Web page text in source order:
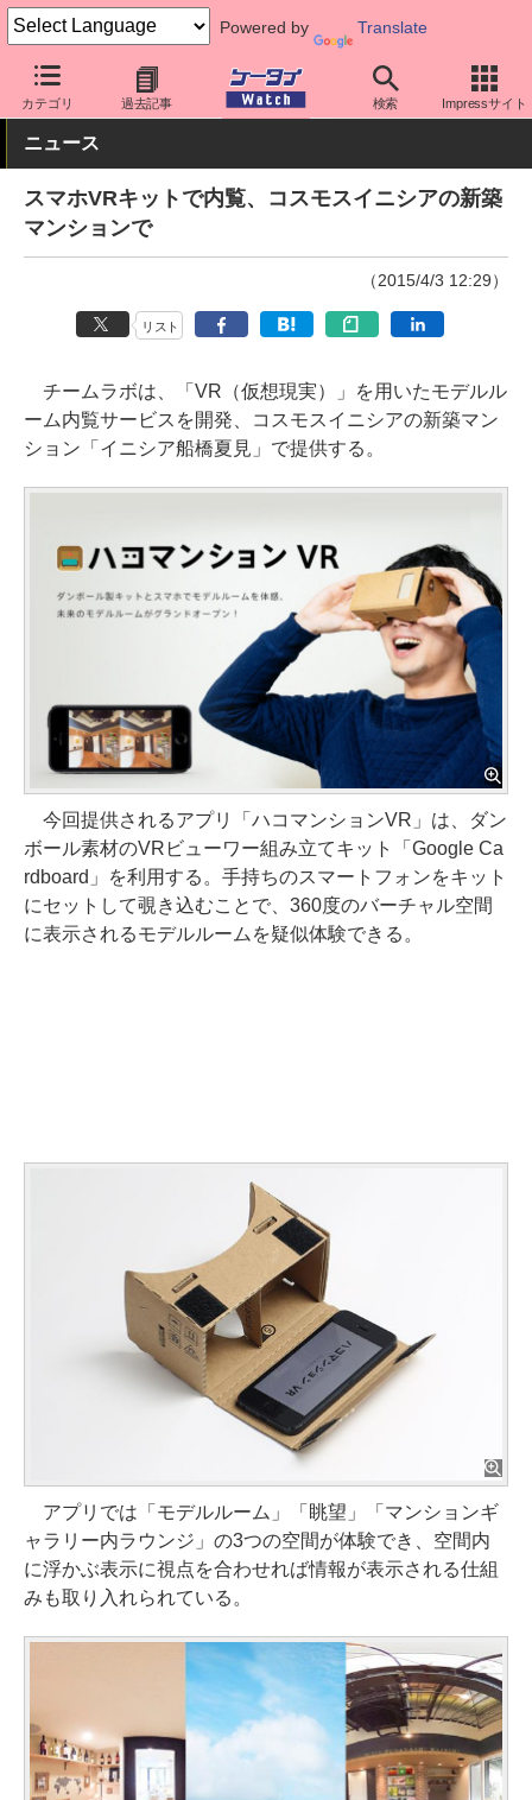
Powered by Translate
カテゴリ 過去記事 検索 Impressサイト
ケータイ Watch 最新技術/その他 VR
ニュース
スマホVRキットで内覧、コスモスイニシアの新築
マンションで
（2015/4/3 12:29）
リスト
チームラボは、「VR（仮想現実）」を用いたモデルル
ーム内覧サービスを開発、コスモスイニシアの新築マン
ション「イニシア船橋夏見」で提供する。
今回提供されるアプリ「ハコマンションVR」は、ダン
ボール素材のVRビューワー組み立てキット「Google Ca
rdboard」を利用する。手持ちのスマートフォンをキット
にセットして覗き込むことで、360度のバーチャル空間
に表示されるモデルルームを疑似体験できる。
アプリでは「モデルルーム」「眺望」「マンションギ
ャラリー内ラウンジ」の3つの空間が体験でき、空間内
に浮かぶ表示に視点を合わせれば情報が表示される仕組
みも取り入れられている。